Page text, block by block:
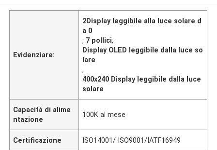
Evidenziare:
2Display leggibile alla luce solare d
a 0
, 7 pollici,
Display OLED leggibile dalla luce so
lare
,
400x240 Display leggibile dalla luce
solare
Capacità di alime
ntazione
100K al mese
Certificazione ISO14001/ ISO9001/IATF16949